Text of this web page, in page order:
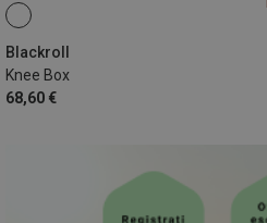
Blackroll
Knee Box
68,60 €